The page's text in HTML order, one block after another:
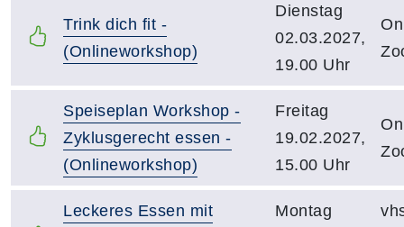
Trink dich fit -
(Onlineworkshop)
Dienstag
02.03.2027,
19.00 Uhr
Speiseplan Workshop -
Zyklusgerecht essen -
(Onlineworkshop)
Freitag
19.02.2027,
15.00 Uhr
Leckeres Essen mit
Montag